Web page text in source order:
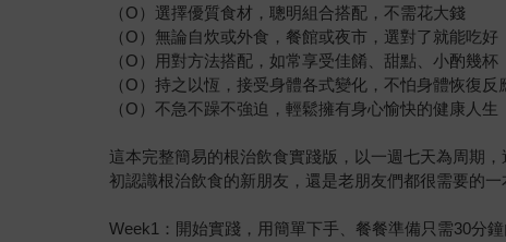
（O）選擇優質食材，聰明組合搭配，不需花大錢
（O）無論自炊或外食，餐館或夜市，選對了就能吃好
（O）用對方法搭配，如常享受佳餚、甜點、小酌幾杯
（O）持之以恆，接受身體各式變化，不怕身體恢復反
（O）不急不躁不強迫，輕鬆擁有身心愉快的健康人生
這本完整簡易的根治飲食實踐版，以一週七天為周期
初認識根治飲食的新朋友，還是老朋友們都很需要的一
Week1：開始實踐，用簡單下手、餐餐準備只需30分